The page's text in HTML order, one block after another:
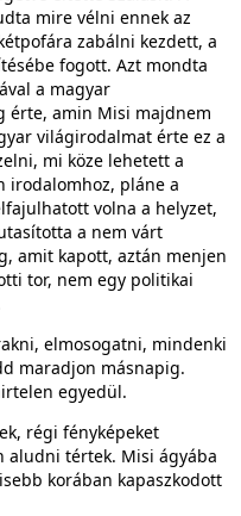
mire vélni ennek az
zabálni kezdett, a
fogott. Azt mondta
a magyar
érte, amin Misi majdnem
világirodalmat érte ez a
mi köze lehetett a
irodalomhoz, pláne a
volna a helyzet,
a nem várt
amit kapott, aztán menjen
tor, nem egy politikai
elmosogatni, mindenki
maradjon másnapig.
egyedül.
régi fényképeket
aludni tértek. Misi ágyába
korában kapaszkodott